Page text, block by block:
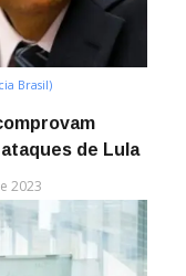
Brasil)
de Lula
2023